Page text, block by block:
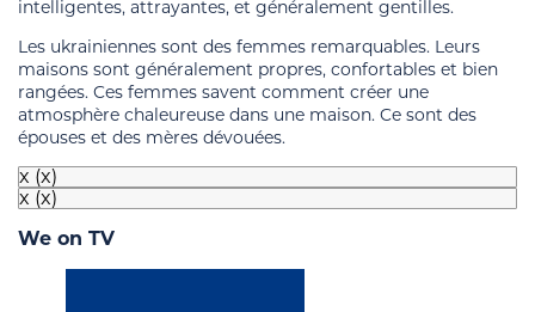
intelligentes, attrayantes, et généralement gentilles.
Les ukrainiennes sont des femmes remarquables. Leurs
maisons sont généralement propres, confortables et bien
rangées. Ces femmes savent comment créer une
atmosphère chaleureuse dans une maison. Ce sont des
épouses et des mères dévouées.
x (x)
x (x)
We on TV